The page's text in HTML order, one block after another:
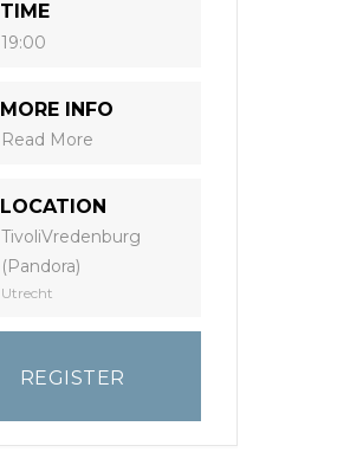
TIME
19:00
MORE INFO
Read More
LOCATION
TivoliVredenburg
(Pandora)
Utrecht
REGISTER